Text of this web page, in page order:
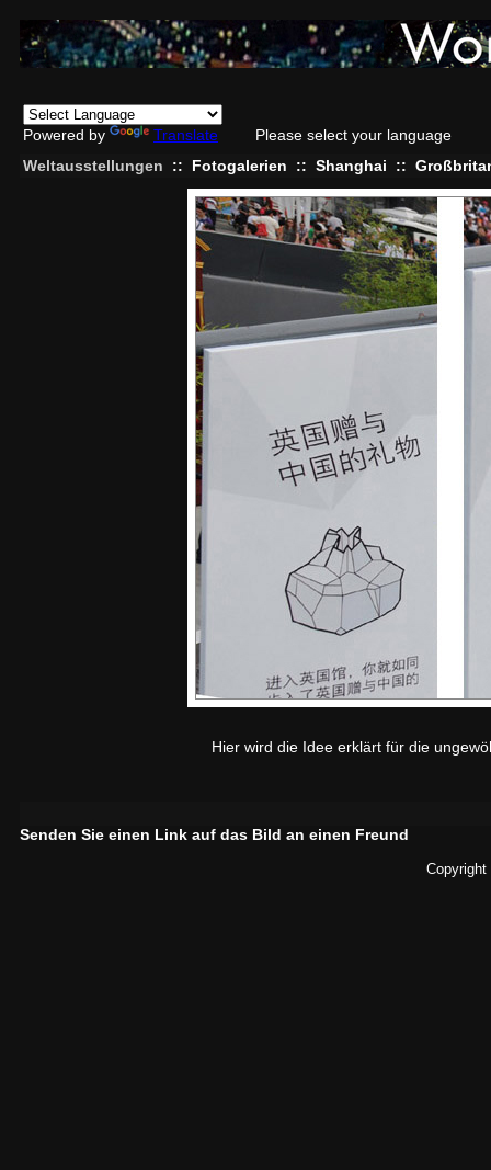
Powered by Translate
Please select your language
Weltausstellungen
:: Fotogalerien :: Shanghai ::
Hier wird die Idee erklärt für die
Senden Sie einen Link auf das Bild an einen Freund